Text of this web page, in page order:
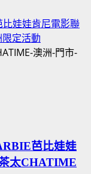
比娃娃肯尼電影聯
定活動
芭比娃娃
太CHATIME